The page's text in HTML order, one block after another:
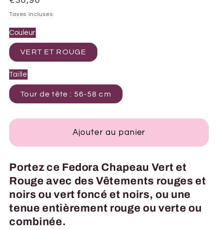
habituel
Taxes incluses
Couleur
VERT ET ROUGE
Taille
Tour de tête : 56-58 cm
Ajouter au panier
Portez ce Fedora Chapeau Vert et
Rouge avec des Vêtements rouges et
noirs ou vert foncé et noirs, ou une
tenue entièrement rouge ou verte ou
combinée.